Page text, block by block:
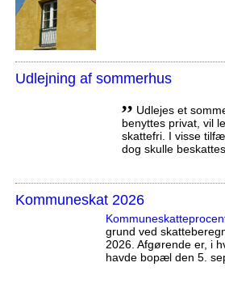
Udlejning af sommerhus
,, Udlejes et
benyttes privat, vil
skattefri. I visse
dog skulle beskattes.
Kommuneskat 2026
grund ved
2026. Afgørende er, i
havde bopæl den 5.